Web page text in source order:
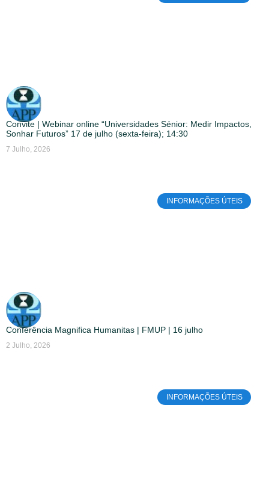
Convite | Webinar online “Universidades Sénior: Medir Impactos,
Sonhar Futuros” 17 de julho (sexta-feira); 14:30
7 Julho, 2026
INFORMAÇÕES ÚTEIS
Conferência Magnifica Humanitas | FMUP | 16 julho
2 Julho, 2026
INFORMAÇÕES ÚTEIS